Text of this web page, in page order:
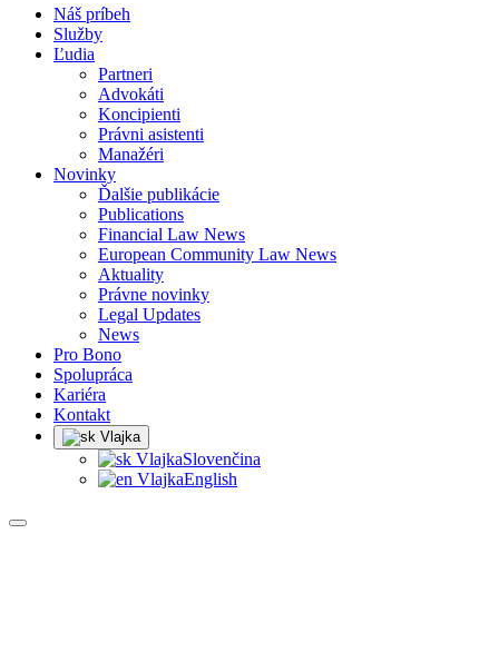
Náš príbeh
Služby
Ľudia
Partneri
Advokáti
Koncipienti
Právni asistenti
Manažéri
Novinky
Ďalšie publikácie
Publications
Financial Law News
European Community Law News
Aktuality
Právne novinky
Legal Updates
News
Pro Bono
Spolupráca
Kariéra
Kontakt
Slovenčina
English